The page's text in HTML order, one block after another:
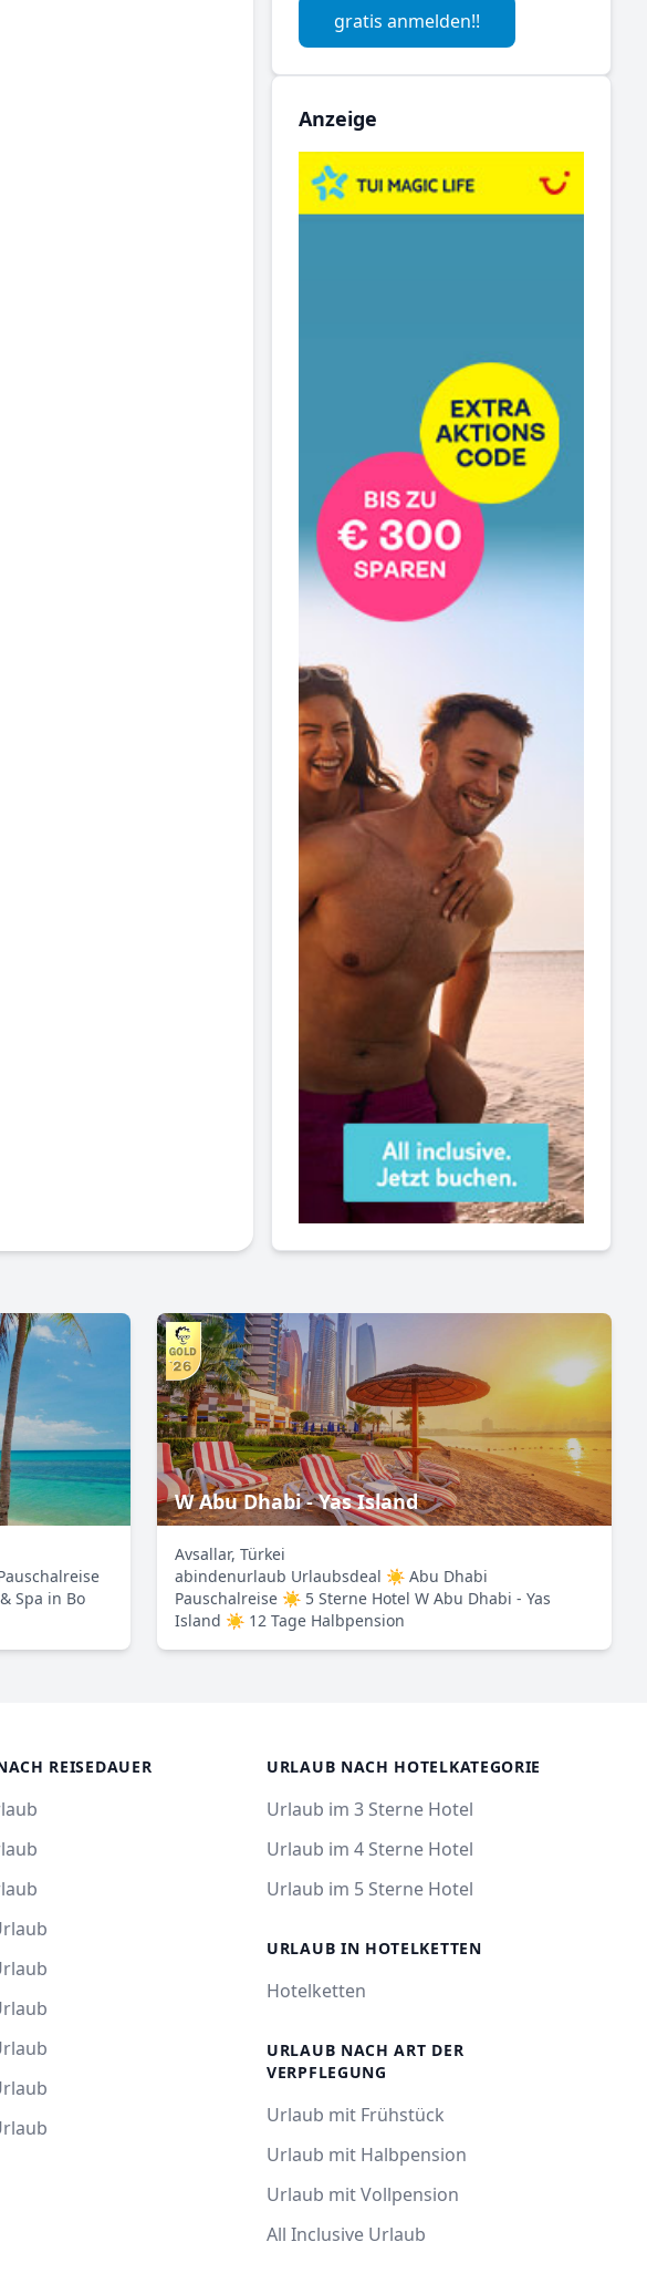
gratis anmelden!!
Anzeige
Spa in Bo
W Abu Dhabi - Yas Island
Avsallar, Türkei
abindenurlaub Urlaubsdeal ☀ Abu Dhabi
Pauschalreise ☀ 5 Sterne Hotel W Abu Dhabi - Yas
Island ☀ 12 Tage Halbpension
REISEDAUER URLAUB NACH HOTELKATEGORIE
Urlaub im 3 Sterne Hotel
Urlaub im 4 Sterne Hotel
Urlaub im 5 Sterne Hotel
URLAUB IN HOTELKETTEN
Hotelketten
URLAUB NACH ART DER
VERPFLEGUNG
Urlaub mit Frühstück
Urlaub mit Halbpension
Urlaub mit Vollpension
All Inclusive Urlaub